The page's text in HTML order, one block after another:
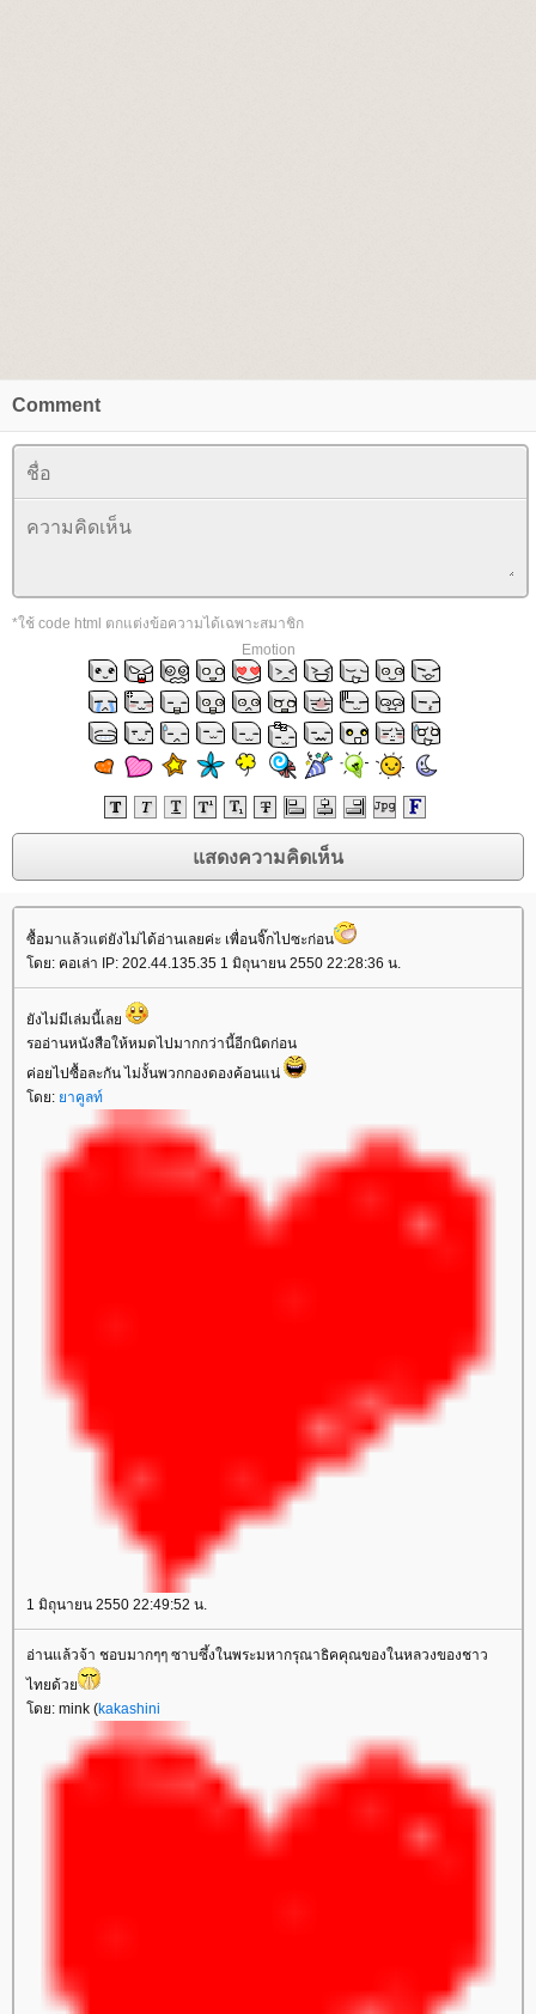
Comment
*ใช้ code html ตกแต่งข้อความได้เฉพาะสมาชิก
Emotion
ซื้อมาแล้วแต่ยังไม่ได้อ่านเลยค่ะ เพื่อนจิ๊กไปซะก่อน
ดย: คอเล่า IP: 202.44.135.35 1 มิถุนายน 2550 22:28:36 น.
ังไม่มีเล่มนี้เล
รออ่านหนังสือให้หมดไปมากกว่านี้อีกนิดก่อน
ค่อยไปซื้อละกัน ไม่งั้นพวกกองดองค้อนแน่
ดย: าคูลท์
1 มิถุนายน 2550 22:49:52 น.
อ่านแล้วจ้า ชอบมากๆๆ ซาบซึ้งในพระมหากรุณาธิคคุณของในหลวงของชาว
ไทยด้ว
ดย: mink (kakashini